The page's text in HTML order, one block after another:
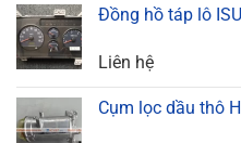
Đồng hồ táp lô
Liên hệ
Cụm lọc dầu thô